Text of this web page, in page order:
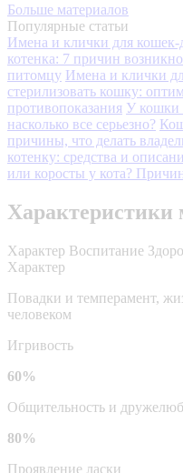
Больше материалов
Популярные статьи
Имена и клички для кошек-
котенка: 7 причин
питомцу Имена и клички
стерилизовать кошку:
противопоказания У кошки
насколько все серьезно?
причины, что делать
котенку: средства и
или коросты у кота?
Характеристики
Характер Воспитание
Характер
Повадки и темперамент,
человеком
Игривость
60%
Общительность и
80%
Проявление ласки